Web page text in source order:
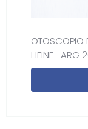
OTOSCOPIO
HEINE- ARG